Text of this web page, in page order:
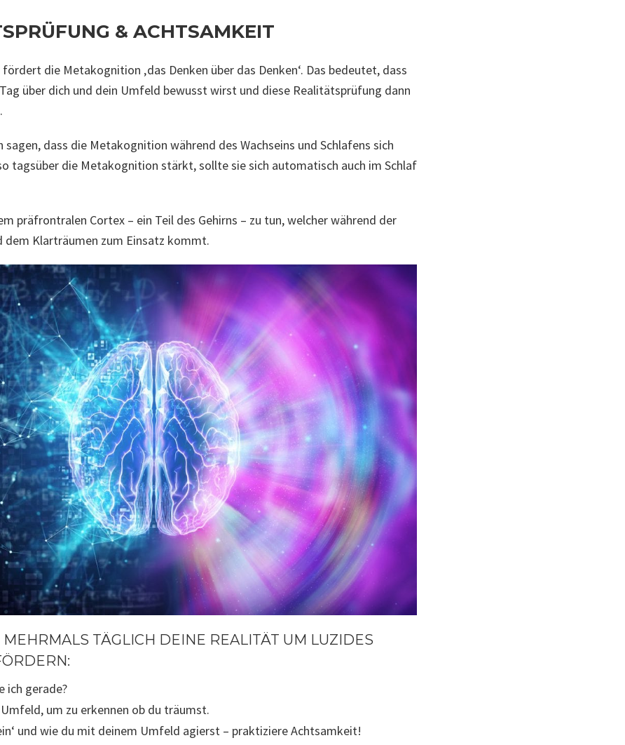
& ACHTSAMKEIT
die Metakognition ‚das Denken über das Denken‘. Das bedeutet, dass
über dich und dein Umfeld bewusst wirst und diese Realitätsprüfung dann
sagen, dass die Metakognition während des Wachseins und Schlafens sich
tagsüber die Metakognition stärkt, sollte sie sich automatisch auch im Schlaf
präfrontralen Cortex – ein Teil des Gehirns – zu tun, welcher während der
dem Klarträumen zum Einsatz kommt.
MEHRMALS TÄGLICH DEINE REALITÄT UM LUZIDES
ich gerade?
um zu erkennen ob du träumst.
und wie du mit deinem Umfeld agierst – praktiziere Achtsamkeit!